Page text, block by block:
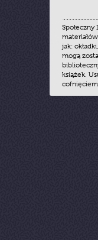
jak:
mogą
książek.